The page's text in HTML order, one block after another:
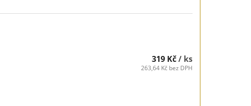
319 Kč/ ks
263,64 Kč bez DPH